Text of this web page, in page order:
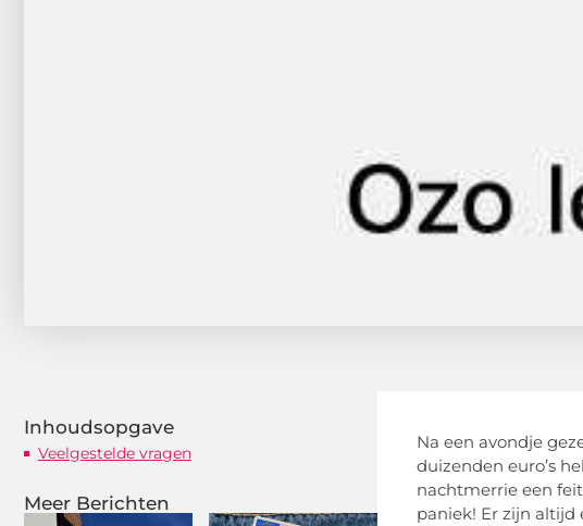
Inhoudsopgave
Veelgestelde vragen
Meer Berichten
Na een avondje
duizenden euro’s
nachtmerrie een
paniek! Er zijn altijd